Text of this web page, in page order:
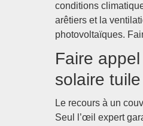
conditions
arêtiers et la
photovoltaïques.
Faire
solaire
Le recours à un
Seul l’œil expert